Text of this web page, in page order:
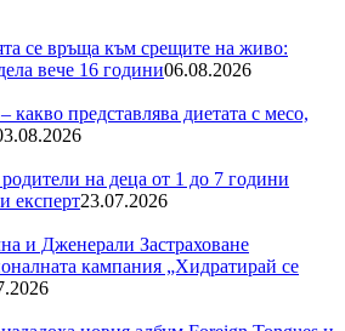
се връща към срещите на живо:
вече 16 години06.08.2026
какво представлява диетата с месо,
на деца от 1 до 7 години
експерт23.07.2026
и Дженерали Застраховане
кампания „Хидратирай се